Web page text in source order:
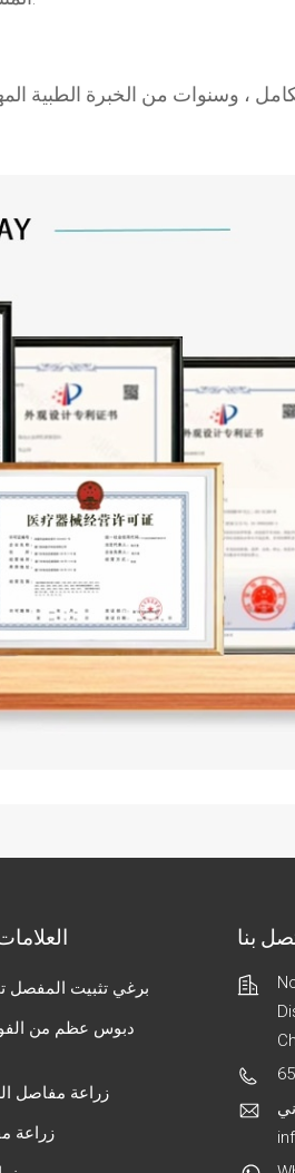
، وسنوات من الخبرة الطبية
برغي تثبيت المفصل
دبوس عظم من
زراعة مفاصل
زراعة
بنا
: